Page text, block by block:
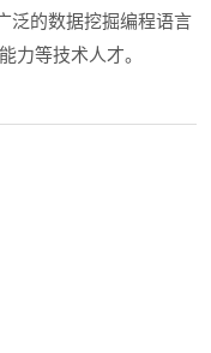
泛的数据挖掘编程语言
力等技术人才。